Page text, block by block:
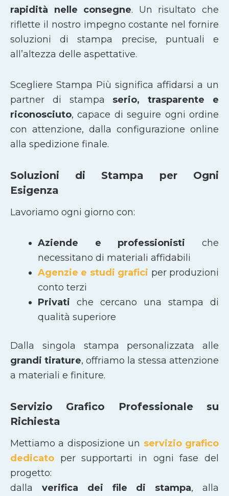
rapidità nelle consegne. Un risultato che
riflette il nostro impegno costante nel fornire
soluzioni di stampa precise, puntuali e
all’altezza delle aspettative.
Scegliere Stampa Più significa affidarsi a un
partner di stampa serio, trasparente e
riconosciuto, capace di seguire ogni ordine
con attenzione, dalla configurazione online
alla spedizione finale.
Soluzioni di Stampa per Ogni
Esigenza
Lavoriamo ogni giorno con:
Aziende e professionisti che
necessitano di materiali affidabili
Agenzie e studi grafici per produzioni
conto terzi
Privati che cercano una stampa di
qualità superiore
Dalla singola stampa personalizzata alle
grandi tirature, offriamo la stessa attenzione
a materiali e finiture.
Servizio Grafico Professionale su
Richiesta
Mettiamo a disposizione un servizio grafico
dedicato per supportarti in ogni fase del
progetto:
dalla verifica dei file di stampa, alla